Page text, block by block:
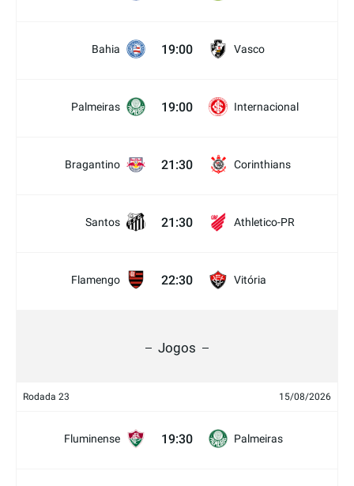
Bahia 19:00 Vasco
Palmeiras 19:00 Internacional
Bragantino 21:30 Corinthians
Santos 21:30 Athletico-PR
Flamengo 22:30 Vitória
Jogos
Rodada 23 15/08/2026
Fluminense 19:30 Palmeiras